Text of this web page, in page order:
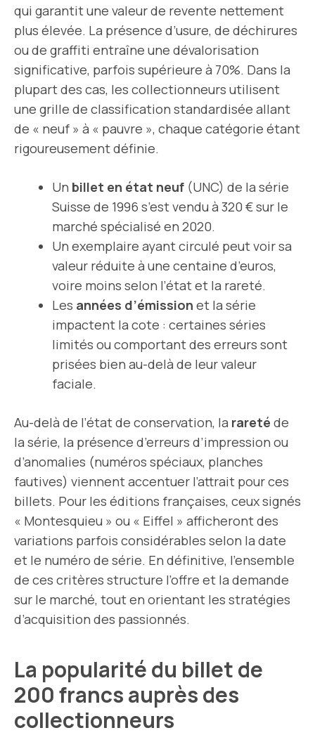
qui garantit une valeur de revente nettement
plus élevée. La présence d’usure, de déchirures
ou de graffiti entraîne une dévalorisation
significative, parfois supérieure à 70%. Dans la
plupart des cas, les collectionneurs utilisent
une grille de classification standardisée allant
de « neuf » à « pauvre », chaque catégorie étant
rigoureusement définie.
Un billet en état neuf (UNC) de la série
Suisse de 1996 s’est vendu à 320 € sur le
marché spécialisé en 2020.
Un exemplaire ayant circulé peut voir sa
valeur réduite à une centaine d’euros,
voire moins selon l’état et la rareté.
Les années d’émission et la série
impactent la cote : certaines séries
limités ou comportant des erreurs sont
prisées bien au-delà de leur valeur
faciale.
Au-delà de l’état de conservation, la rareté de
la série, la présence d’erreurs d’impression ou
d’anomalies (numéros spéciaux, planches
fautives) viennent accentuer l’attrait pour ces
billets. Pour les éditions françaises, ceux signés
« Montesquieu » ou « Eiffel » afficheront des
variations parfois considérables selon la date
et le numéro de série. En définitive, l’ensemble
de ces critères structure l’offre et la demande
sur le marché, tout en orientant les stratégies
d’acquisition des passionnés.
La popularité du billet de
200 francs auprès des
collectionneurs